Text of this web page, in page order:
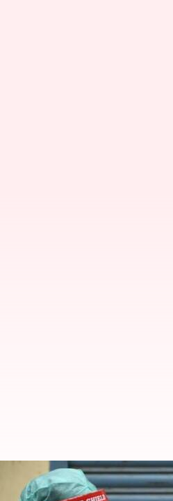
கொரோனா